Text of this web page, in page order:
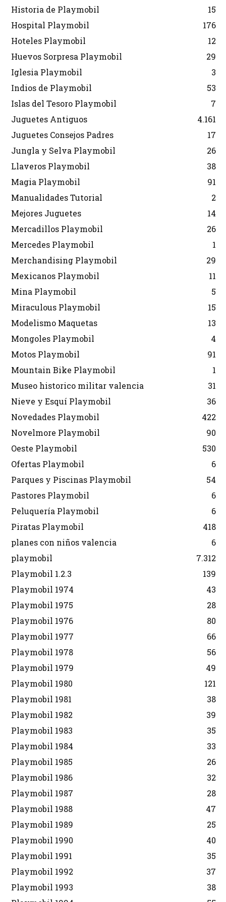
Historia de Playmobil
15
Hospital Playmobil
176
Hoteles Playmobil
12
Huevos Sorpresa Playmobil
29
Iglesia Playmobil
3
Indios de Playmobil
53
Islas del Tesoro Playmobil
7
Juguetes Antiguos
4.161
Juguetes Consejos Padres
17
Jungla y Selva Playmobil
26
Llaveros Playmobil
38
Magia Playmobil
91
Manualidades Tutorial
2
Mejores Juguetes
14
Mercadillos Playmobil
26
Mercedes Playmobil
1
Merchandising Playmobil
29
Mexicanos Playmobil
11
Mina Playmobil
5
Miraculous Playmobil
15
Modelismo Maquetas
13
Mongoles Playmobil
4
Motos Playmobil
91
Mountain Bike Playmobil
1
Museo historico militar valencia
31
Nieve y Esquí Playmobil
36
Novedades Playmobil
422
Novelmore Playmobil
90
Oeste Playmobil
530
Ofertas Playmobil
6
Parques y Piscinas Playmobil
54
Pastores Playmobil
6
Peluquería Playmobil
6
Piratas Playmobil
418
planes con niños valencia
6
playmobil
7.312
Playmobil 1.2.3
139
Playmobil 1974
43
Playmobil 1975
28
Playmobil 1976
80
Playmobil 1977
66
Playmobil 1978
56
Playmobil 1979
49
Playmobil 1980
121
Playmobil 1981
38
Playmobil 1982
39
Playmobil 1983
35
Playmobil 1984
33
Playmobil 1985
26
Playmobil 1986
32
Playmobil 1987
28
Playmobil 1988
47
Playmobil 1989
25
Playmobil 1990
40
Playmobil 1991
35
Playmobil 1992
37
Playmobil 1993
38